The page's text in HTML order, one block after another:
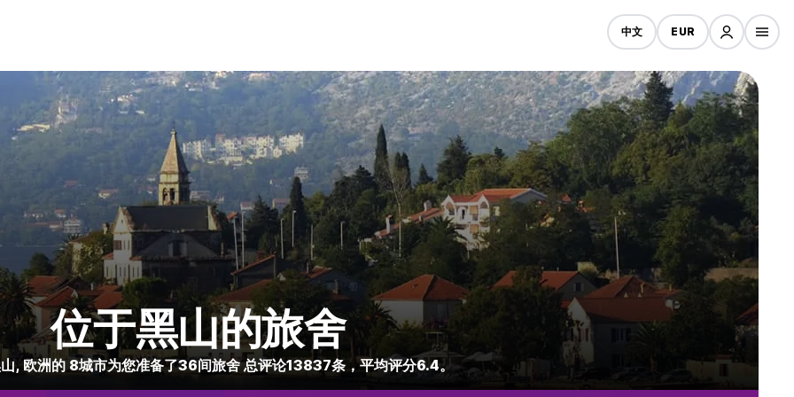
中文 EUR
位于黑山的旅舍
, 欧洲的 8城市为您准备了36间旅舍 总评论13837条，平均评分6.4。